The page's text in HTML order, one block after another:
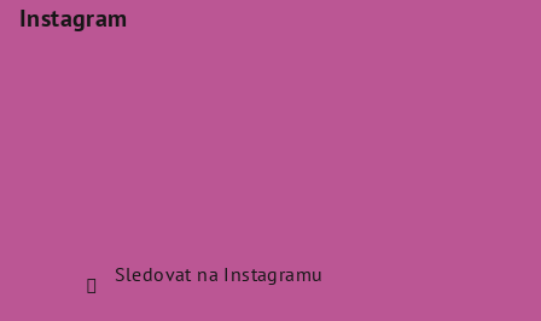
Instagram
Sledovat na Instagramu